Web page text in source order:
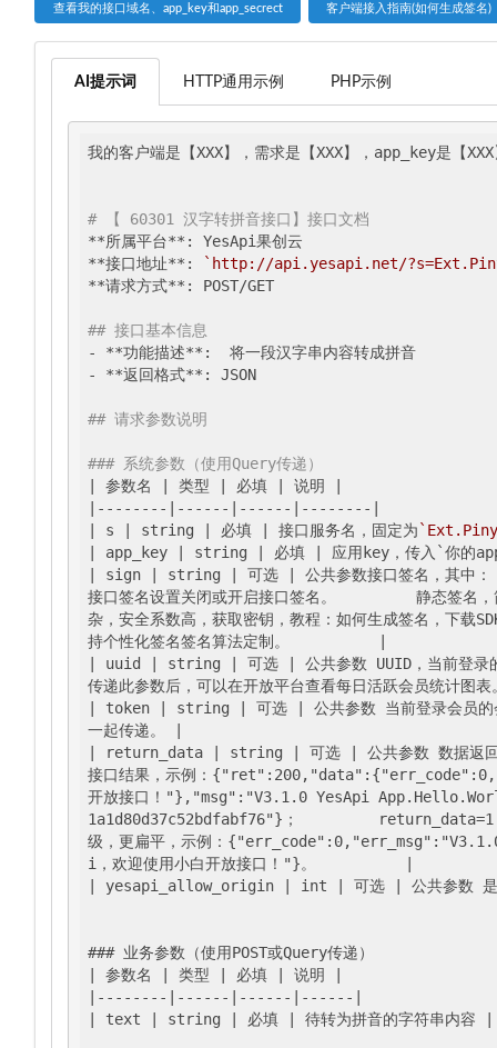
查看我的接口域名、app_key和app_secrect 客户端接入指南(如何生成签名)
AI提示词 HTTP通用示例 PHP示例
我的客户端是【XXX】，需求是【XXX】，app_key是【
# 【 60301 汉字转拼音接口】接口文档
**所属平台**: YesApi果创云
**接口地址**:
`http://api.yesapi.net/
**请求方式**: POST/GET
## 接口基本信息
- **功能描述**:  将一段汉字串内容转成拼音
- **返回格式**: JSON
## 请求参数说明
### 系统参数（使用Query传递）
| 参数名 |
类型 | 必填 | 说明
-------- |------| ------ |--------|
| s |
string | 必填 | 接口服务名，固定为
app_key | string | 必填
| 应用key，传入`你的
| sign |
string | 可选 |
公共参数接口签名，其
接口签名设置关闭或开启接口签名。         静态签名
杂，安全系数高，获取密钥，教程：如何生成签名，下
持个性化签名签名算法定制。
uuid | string | 可选
| 公共参数 UUID，当前登录
传递此参数后，可以在开放平台查看每日活跃会员统计
| token |
string | 可选 |
公共参数 当前登录会员
一起传递。
return_data | string | 可选
| 公共参数 数据
接口结果，示例：
开放接口！"},"msg":"V3.1.0 YesApi
1a1d80d37c52bdfabf76"}；         return_data=1，
级，更扁平，示例：
i，欢迎使用小白开放接口！"}。          |
| yesapi_allow_origin |
int | 可选 | 公共参数
### 业务参数（使用POST或Query传递）
参数名 | 类型 | 必填
| 说明 |
|--------|
------ |------| ------
text | string | 必填 | 待转为拼音的字符串内容 |